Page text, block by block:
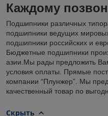
Каждому
Подшипники различных
подшипники ведущих
подшипники российских и
Бюджетные подшипники
азии.Мы рады предложить
условия оплаты. Прямые
компании “Плунжер”. Мы
качественный товар по
Скрыть